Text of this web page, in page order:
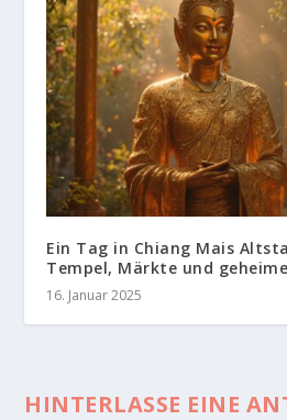
Ein Tag in Chiang Mais
Tempel, Märkte und
16. Januar 2025
HINTERLASSE EINE